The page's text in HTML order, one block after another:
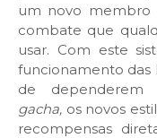
um novo membro
combate que
usar. Com este
funcionamento das
de dependerem
gacha, os novos
recompensas